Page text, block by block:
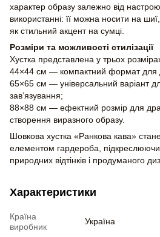
характер образу залежно від
використанні: її можна носити на
як стильний акцент на сумці.
Розміри та можливості стилізації
Хустка представлена у трьох
44×44 см — компактний формат для
65×65 см — універсальний варіант
зав’язування;
88×88 см — ефектний розмір для
створення виразного образу.
Шовкова хустка «Ранкова кава»
елементом гардероба, підкреслюючи
природних відтінків і продуманого
Характеристики
Країна
виробник
Україна